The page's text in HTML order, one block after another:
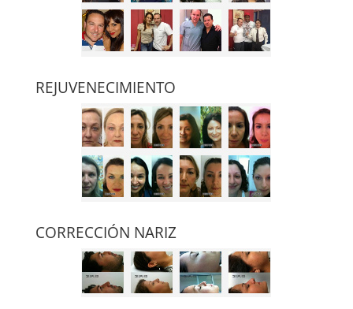
REJUVENECIMIENTO
CORRECCIÓN NARIZ